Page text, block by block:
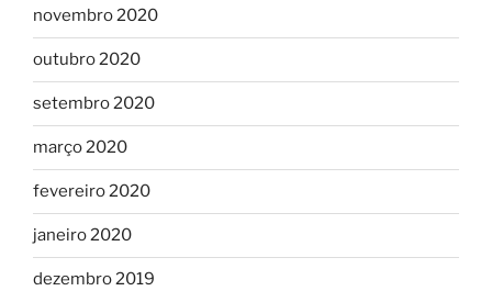
novembro 2020
outubro 2020
setembro 2020
março 2020
fevereiro 2020
janeiro 2020
dezembro 2019